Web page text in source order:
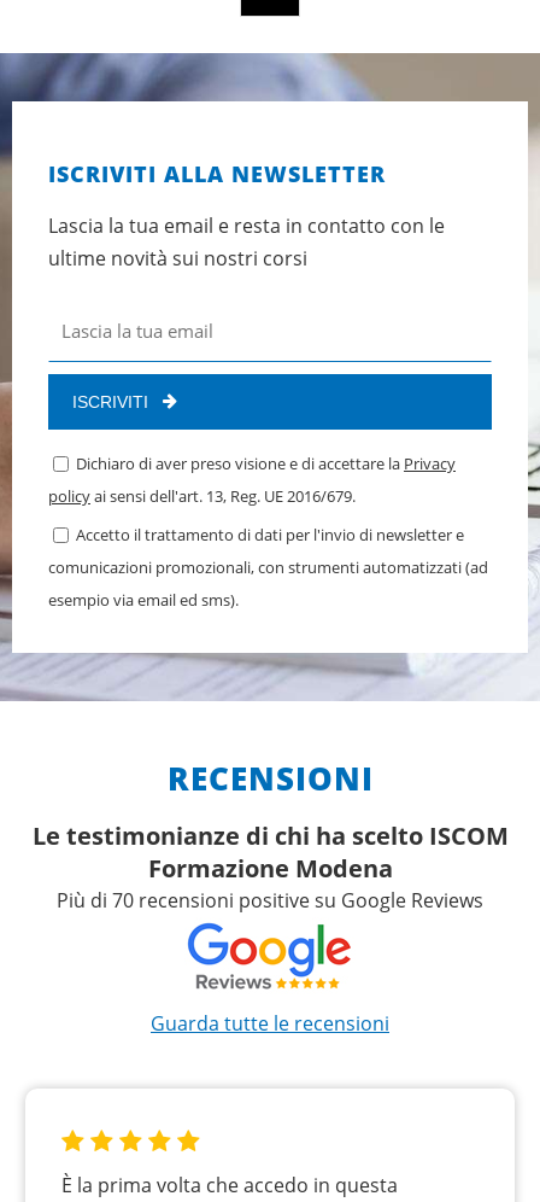
ISCRIVITI ALLA NEWSLETTER
Lascia la tua email e resta in contatto con le
ultime novità sui nostri corsi
ISCRIVITI
Dichiaro di aver preso visione e di accettare la Privacy
policyai sensi dell'art. 13, Reg. UE 2016/679.
Accetto il trattamento di dati per l'invio di newsletter e
comunicazioni promozionali, con strumenti automatizzati (ad
esempio via email ed sms).
RECENSIONI
Le testimonianze di chi ha scelto ISCOM
Formazione Modena
Più di 70 recensioni positive su Google Reviews
Guarda tutte le recensioni
È la prima volta che accedo in questa